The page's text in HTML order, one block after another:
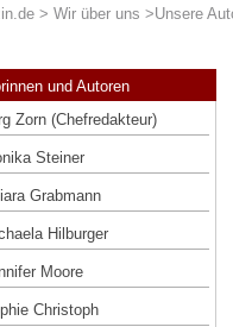
> Wir über uns Unsere
und Autoren
Zorn (Chefredakteur)
Steiner
Grabmann
Hilburger
Moore
Christoph
Autoren